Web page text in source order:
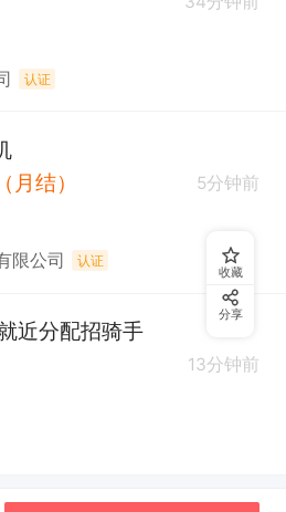
认证
结）
5分钟前
限公司 认证
近分配招骑手
13分钟前
收藏
分享